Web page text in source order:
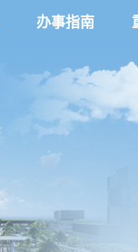
办事指南